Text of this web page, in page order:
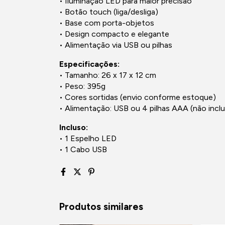
• Botão touch (liga/desliga)
• Base com porta-objetos
• Design compacto e elegante
• Alimentação via USB ou pilhas
Especificações:
• Tamanho: 26 x 17 x 12 cm
• Peso: 395g
• Cores sortidas (envio conforme estoque)
• Alimentação: USB ou 4 pilhas AAA (não
Incluso:
• 1 Espelho LED
• 1 Cabo USB
Produtos similares